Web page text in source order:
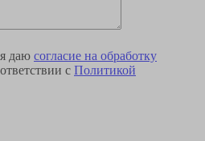
даю согласие на обработку
с Политикой